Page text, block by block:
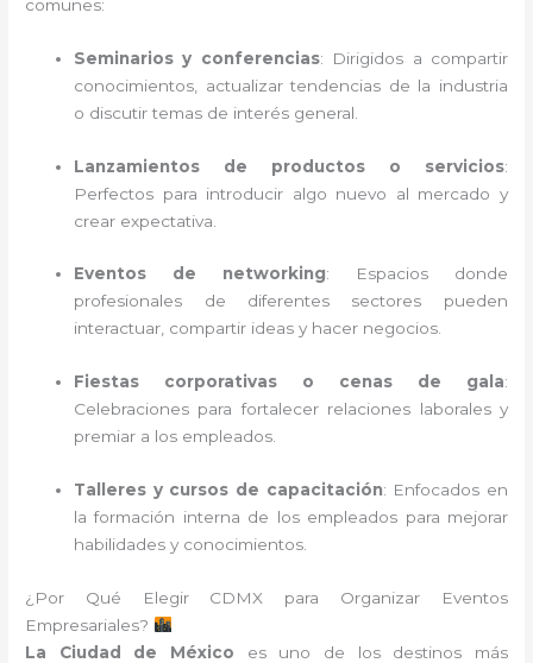
comunes:
Seminarios y conferencias: Dirigidos a compartir
conocimientos, actualizar tendencias de la industria
o discutir temas de interés general.
Lanzamientos de productos o servicios:
Perfectos para introducir algo nuevo al mercado y
crear expectativa.
Eventos de networking: Espacios donde
profesionales de diferentes sectores pueden
interactuar, compartir ideas y hacer negocios.
Fiestas corporativas o cenas de gala:
Celebraciones para fortalecer relaciones laborales y
premiar a los empleados.
Talleres y cursos de capacitación: Enfocados en
la formación interna de los empleados para mejorar
habilidades y conocimientos.
¿Por Qué Elegir CDMX para Organizar Eventos
Empresariales?
La Ciudad de México es uno de los destinos más